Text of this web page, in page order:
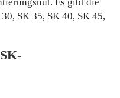
SK 35, SK 40, SK 45,